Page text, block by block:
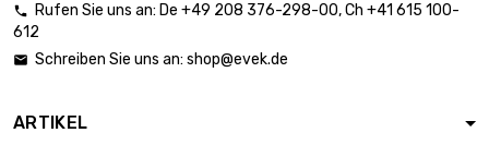
Durchmesser : 0.12mm
5,90 €
 Rufen Sie uns an: De +49 208 376-298-00, Ch +41 615 100-
612
 Schreiben Sie uns an: shop@evek.de
ARTIKEL